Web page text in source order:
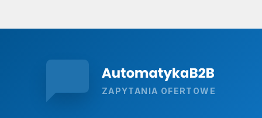
ZAPYTANIA OFERTOWE